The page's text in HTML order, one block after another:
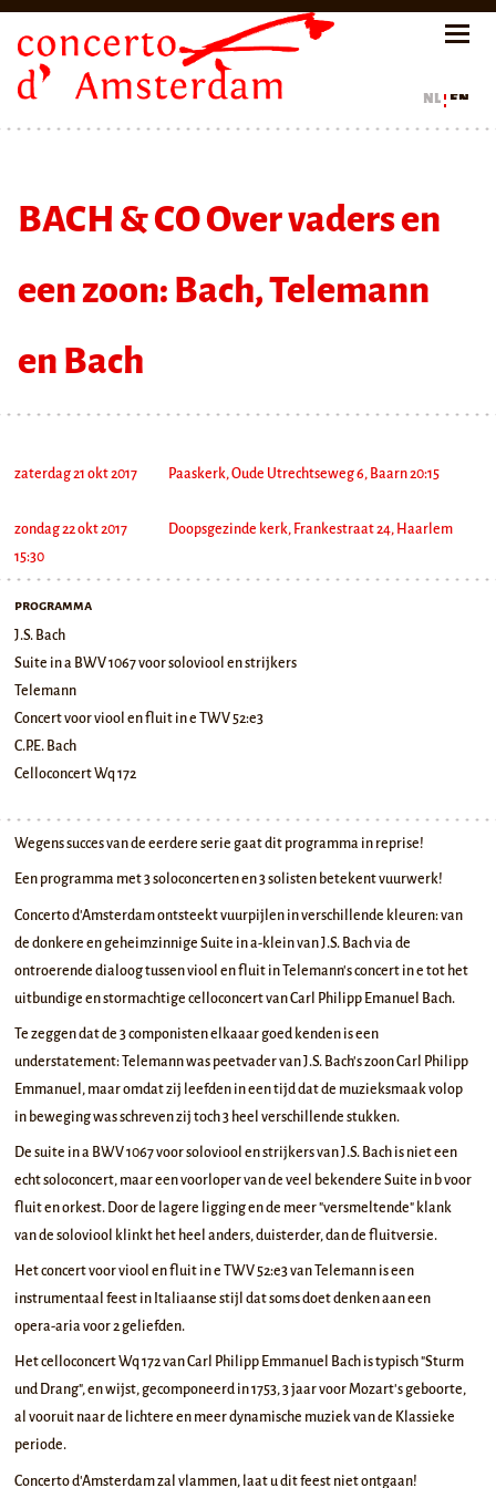
nl en
BACH & CO Over vaders en
een zoon: Bach, Telemann
en Bach
zaterdag 21 okt 2017 Paaskerk, Oude Utrechtseweg 6, Baarn 20:15
zondag 22 okt 2017
Doopsgezinde kerk, Frankestraat 24, Haarlem
15:30
programma
J.S. Bach
Suite in a BWV 1067 voor soloviool en strijkers
Telemann
Concert voor viool en fluit in e TWV 52:e3
C.P.E. Bach
Celloconcert Wq 172
Wegens succes van de eerdere serie gaat dit programma in reprise!
Een programma met 3 soloconcerten en 3 solisten betekent vuurwerk!
Concerto d'Amsterdam ontsteekt vuurpijlen in verschillende kleuren: van
de donkere en geheimzinnige Suite in a-klein van J.S. Bach via de
ontroerende dialoog tussen viool en fluit in Telemann's concert in e tot het
uitbundige en stormachtige celloconcert van Carl Philipp Emanuel Bach.
Te zeggen dat de 3 componisten elkaaar goed kenden is een
understatement: Telemann was peetvader van J.S. Bach's zoon Carl Philipp
Emmanuel, maar omdat zij leefden in een tijd dat de muzieksmaak volop
in beweging was schreven zij toch 3 heel verschillende stukken.
De suite in a BWV 1067 voor soloviool en strijkers van J.S. Bach is niet een
echt soloconcert, maar een voorloper van de veel bekendere Suite in b voor
fluit en orkest. Door de lagere ligging en de meer "versmeltende" klank
van de soloviool klinkt het heel anders, duisterder, dan de fluitversie.
Het concert voor viool en fluit in e TWV 52:e3 van Telemann is een
instrumentaal feest in Italiaanse stijl dat soms doet denken aan een
opera-aria voor 2 geliefden.
Het celloconcert Wq 172 van Carl Philipp Emmanuel Bach is typisch "Sturm
und Drang", en wijst, gecomponeerd in 1753, 3 jaar voor Mozart's geboorte,
al vooruit naar de lichtere en meer dynamische muziek van de Klassieke
periode.
Concerto d'Amsterdam zal vlammen, laat u dit feest niet ontgaan!